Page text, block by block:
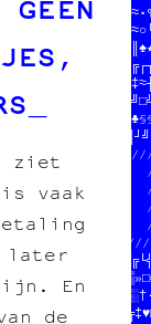
//†¶═┐▒═≈•¶
//╔†·♥┼└≈○└
//┘♣☆☆□┐║♠★
MERCI   //·♣░╝•≈╔┌┐
//╗┌═≡¶§‡≈┼
//○╔•▓□░╝□╝
╗╝░█└§♣§§
/
LE PROJET          /
l'image imprimée  /
/
»○▒╔└╬
//
on          //□─╚░†·
//
ziet
vaak
later
En
de